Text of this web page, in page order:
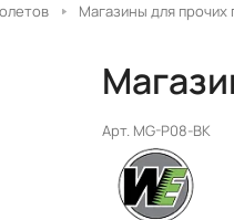
Магазины для прочих
Арт. MG-P08-BK